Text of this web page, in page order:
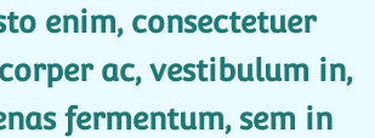
enim, consectetuer
ac, vestibulum in,
fermentum, sem in